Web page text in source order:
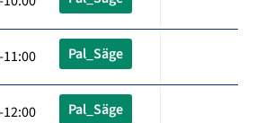
Pal_Säge
Pal_Säge